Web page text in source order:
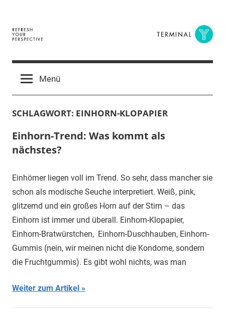
springen
Terminal
Y
Digital
BusinessMenü
SCHLAGWORT: EINHORN-KLOPAPIER
Einhorn-Trend: Was kommt als
nächstes?
Einhörner liegen voll im Trend. So sehr, dass mancher sie
schon als modische Seuche interpretiert. Weiß, pink,
glitzernd und ein großes Horn auf der Stirn – das
Einhorn ist immer und überall. Einhorn-Klopapier,
Einhorn-Bratwürstchen, Einhorn-Duschhauben, Einhorn-
Gummis (nein, wir meinen nicht die Kondome, sondern
die Fruchtgummis). Es gibt wohl nichts, was man
Weiter zum Artikel